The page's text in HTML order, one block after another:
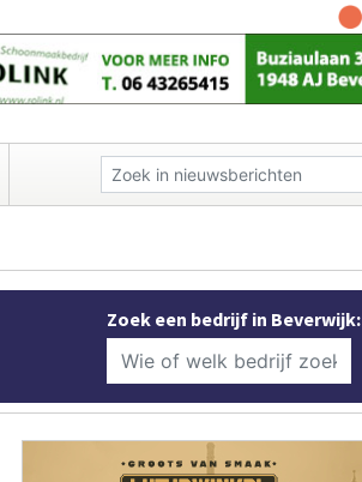
Zoek een bedrijf in Beverwijk: